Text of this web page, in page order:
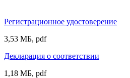
Регистрационное удостоверение
3,53 МБ, pdf
Декларация о соответствии
1,18 МБ, pdf